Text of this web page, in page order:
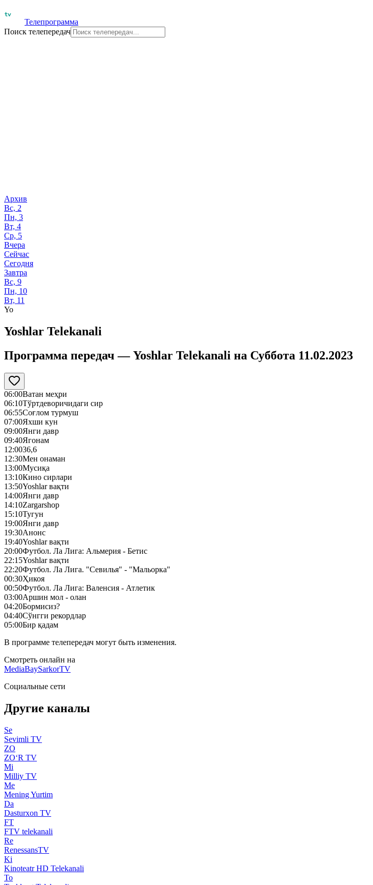
Телепрограмма
Поиск телепередач
Архив
Вс, 2
Пн, 3
Вт, 4
Ср, 5
Вчера
Сейчас
Сегодня
Завтра
Вс, 9
Пн, 10
Вт, 11
Yo
Yoshlar Telekanali
Программа передач —Yoshlar Telekanali на Суббота 11.02.2023
06:00Ватан меҳри
06:10Тўртдеворичидаги сир
06:55Соғлом турмуш
07:00Яхши кун
09:00Янги давр
09:40Ягонам
12:0036,6
12:30Мен онаман
13:00Mусиқа
13:10Кино сирлари
13:50Yoshlar вақти
14:00Янги давр
14:10Zargarshop
15:10Тугун
19:00Янги давр
19:30Анонс
19:40Yoshlar вақти
20:00Футбол. Ла Лига: Альмерия - Бетис
22:15Yoshlar вақти
22:20Футбол. Ла Лига. "Севилья" - "Мальорка"
00:30Ҳикоя
00:50Футбол. Ла Лига: Валенсия - Атлетик
03:00Аршин мол - олан
04:20Бормисиз?
04:40Сўнгги рекордлар
05:00Бир қадам
В программе телепередач могут быть изменения.
Смотреть онлайн на
MediaBaySarkorTV
Социальные сети
Другие каналы
Se
Sevimli TV
ZO
ZO‘R TV
Mi
Milliy TV
Me
Mening Yurtim
Da
Dasturxon TV
FT
FTV telekanali
Re
RenessansTV
Ki
Kinoteatr HD Telekanali
To